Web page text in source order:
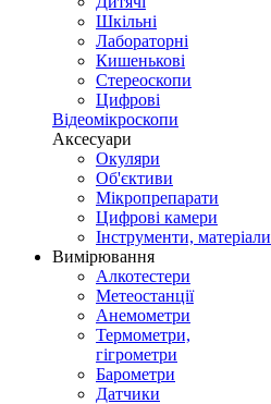
Шкільні
Лабораторні
Кишенькові
Стереоскопи
Цифрові
Відеомікроскопи
Аксесуари
Окуляри
Об'єктиви
Мікропрепарати
Цифрові камери
Інструменти, матеріали
Вимірювання
Алкотестери
Метеостанції
Анемометри
Термометри,
гігрометри
Барометри
Датчики